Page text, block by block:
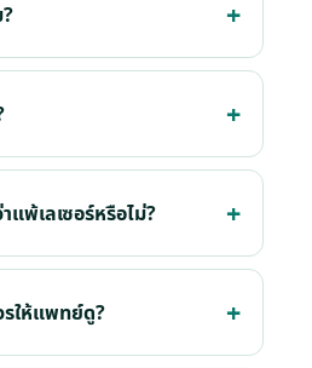
พ้เลเซอร์หรือไม่?
ให้แพทย์ดู?